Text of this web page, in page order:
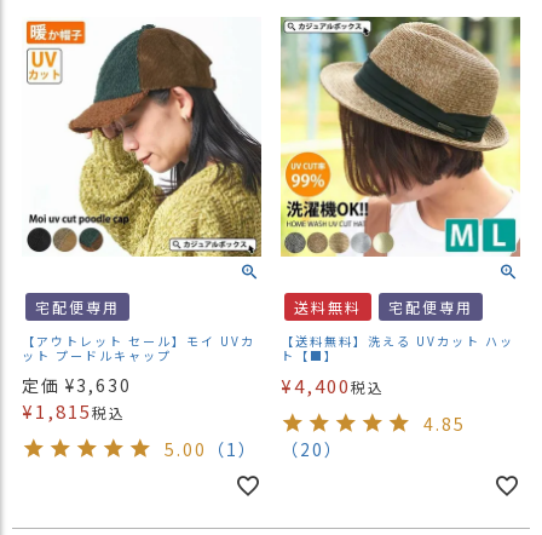
宅配便専用
【アウトレット セール】モイ UVカ
ット プードルキャップ
定価 ¥3,630
¥1,815税込
5.00 （1）
送料無料 宅配便専用
【送料無料】洗える UVカット ハッ
ト【■】
¥4,400税込
4.85
（20）